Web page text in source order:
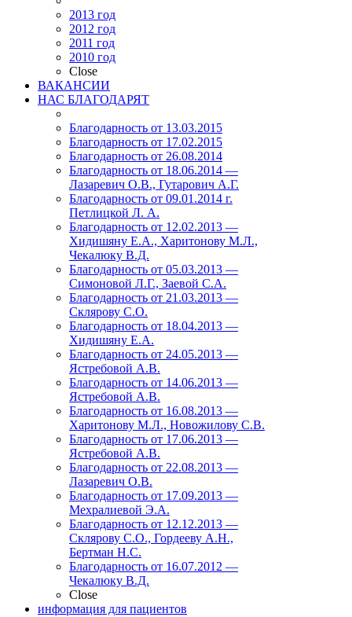
2013 год
2012 год
2011 год
2010 год
Close
ВАКАНСИИ
НАС БЛАГОДАРЯТ
Благодарность от 13.03.2015
Благодарность от 17.02.2015
Благодарность от 26.08.2014
Благодарность от 18.06.2014 —
Лазаревич О.В., Гутарович А.Г.
Благодарность от 09.01.2014 г.
Петлицкой Л. А.
Благодарность от 12.02.2013 —
Хидишяну Е.А., Харитонову М.Л.,
Чекалюку В.Д.
Благодарность от 05.03.2013 —
Симоновой Л.Г., Заевой С.А.
Благодарность от 21.03.2013 —
Склярову С.О.
Благодарность от 18.04.2013 —
Хидишяну Е.А.
Благодарность от 24.05.2013 —
Ястребовой А.В.
Благодарность от 14.06.2013 —
Ястребовой А.В.
Благодарность от 16.08.2013 —
Харитонову М.Л., Новожилову С.В.
Благодарность от 17.06.2013 —
Ястребовой А.В.
Благодарность от 22.08.2013 —
Лазаревич О.В.
Благодарность от 17.09.2013 —
Мехралиевой Э.А.
Благодарность от 12.12.2013 —
Склярову С.О., Гордееву А.Н.,
Бертман Н.С.
Благодарность от 16.07.2012 —
Чекалюку В.Д.
Close
информация для пациентов